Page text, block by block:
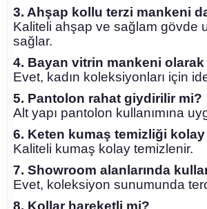
3. Ahşap kollu terzi mankeni
Kaliteli ahşap ve sağlam gövde
sağlar.
4. Bayan vitrin mankeni
Evet, kadın koleksiyonları için
5. Pantolon rahat giydirilir mi?
Alt yapı pantolon kullanımına
6. Keten kumaş temizliği kolay
Kaliteli kumaş kolay temizlenir.
7. Showroom alanlarında
Evet, koleksiyon sunumunda
8. Kollar hareketli mi?